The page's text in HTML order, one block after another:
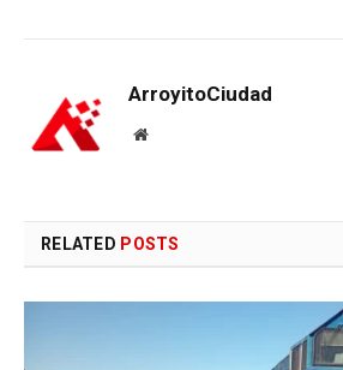
ArroyitoCiudad
Website
RELATED POSTS